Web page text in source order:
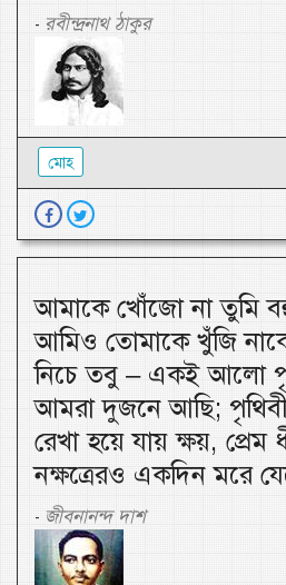
- রবীন্দ্রনাথ ঠাকুর
মোহ
আমাকে খোঁজো না তুমি
আমিও তোমাকে খুঁজি
নিচে তবু – একই আলো
আমরা দুজনে আছি;
রেখা হয়ে যায় ক্ষয়, প্রেম
নক্ষত্রেরও একদিন মরে
- জীবনানন্দ দাশ